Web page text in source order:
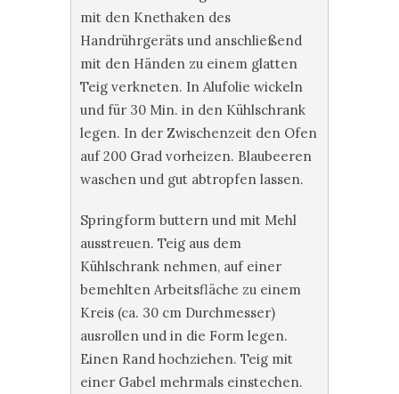
mit den Knethaken des
Handrührgeräts und anschließend
mit den Händen zu einem glatten
Teig verkneten. In Alufolie wickeln
und für 30 Min. in den Kühlschrank
legen. In der Zwischenzeit den Ofen
auf 200 Grad vorheizen. Blaubeeren
waschen und gut abtropfen lassen.
Springform buttern und mit Mehl
ausstreuen. Teig aus dem
Kühlschrank nehmen, auf einer
bemehlten Arbeitsfläche zu einem
Kreis (ca. 30 cm Durchmesser)
ausrollen und in die Form legen.
Einen Rand hochziehen. Teig mit
einer Gabel mehrmals einstechen.